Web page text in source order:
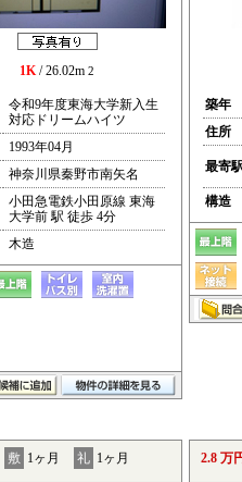
1K/ 26.02m 2
令和9年度東海大学新入生
対応ドリームハイツ
1993年04月
神奈川県秦野市南矢名
小田急電鉄小田原線 東海
大学前 駅 徒歩 4分
木造
築年
住所
最寄
構造
敷 1ヶ月 礼 1ヶ月 2.8 万